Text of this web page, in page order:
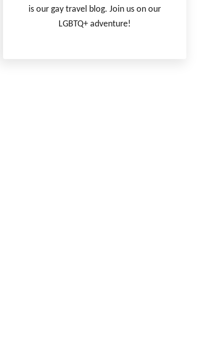
is our gay travel blog. Join us on our
LGBTQ+ adventure!